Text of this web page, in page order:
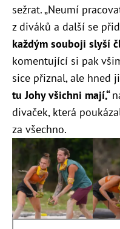
sežrat. „Neumí
z diváků a další se
každým souboji slyší
komentující si pak
sice přiznal, ale hned
tu Johy všichni mají,“
divaček, která
za všechno.